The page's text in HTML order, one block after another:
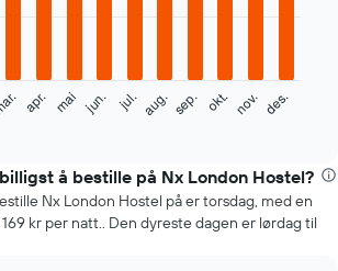
apr. mai jun. jul. aug. sep. okt. nov. des.
å bestille på Nx London Hostel?
Nx London Hostel på er torsdag, med en
kr per natt.. Den dyreste dagen er lørdag til